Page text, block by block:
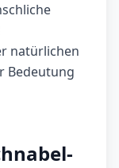
natürlichen
Bedeutung